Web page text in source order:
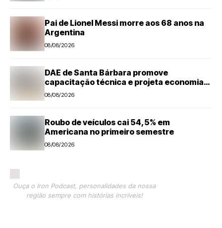
Pai de Lionel Messi morre aos 68 anos na
Argentina
08/08/2026
DAE de Santa Bárbara promove
capacitação técnica e projeta economia
anual de mais de R$ 300 mil com eficiência
08/08/2026
Roubo de veículos cai 54,5% em
Americana no primeiro semestre
08/08/2026
Ouça o Iron Podcast, personalidades da nossa
região sempre com histórias incríveis!